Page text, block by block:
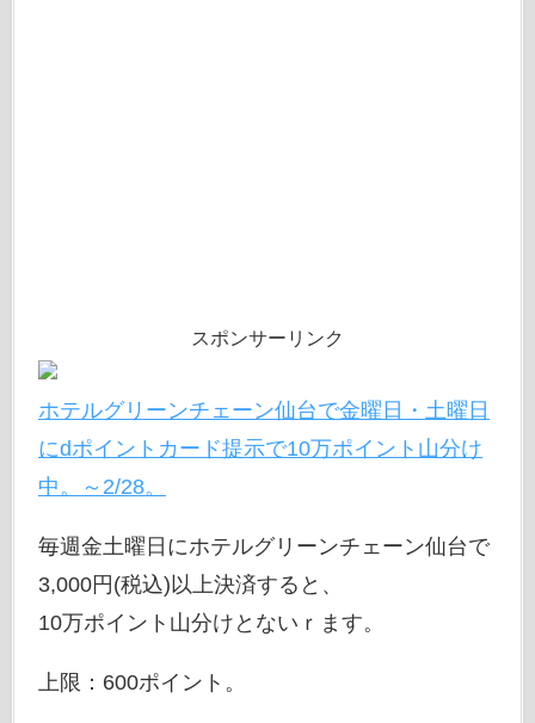
スポンサーリンク
ホテルグリーンチェーン仙台で金曜日・土曜日
にdポイントカード提示で10万ポイント山分け
中。～2/28。
毎週金土曜日にホテルグリーンチェーン仙台で
3,000円(税込)以上決済すると、
10万ポイント山分けとないｒます。
上限：600ポイント。